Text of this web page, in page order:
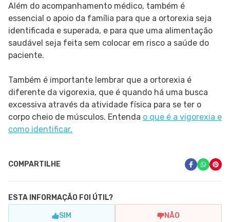
Além do acompanhamento médico, também é
essencial o apoio da família para que a ortorexia seja
identificada e superada, e para que uma alimentação
saudável seja feita sem colocar em risco a saúde do
paciente.
Também é importante lembrar que a ortorexia é
diferente da vigorexia, que é quando há uma busca
excessiva através da atividade física para se ter o
corpo cheio de músculos. Entenda o que é a vigorexia e
como identificar.
COMPARTILHE
ESTA INFORMAÇÃO FOI ÚTIL?
SIM NÃO